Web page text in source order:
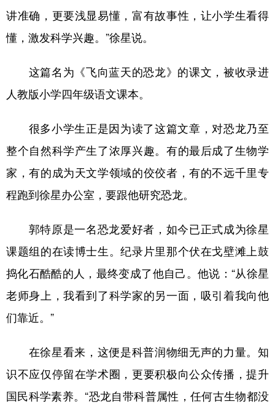
讲准确，更要浅显易懂，富有故事性，让小学生看得
懂，激发科学兴趣。”徐星说。
这篇名为《飞向蓝天的恐龙》的课文，被收录进
人教版小学四年级语文课本。
很多小学生正是因为读了这篇文章，对恐龙乃至
整个自然科学产生了浓厚兴趣。有的最后成了生物学
家，有的成为天文学领域的佼佼者，有的不远千里专
程跑到徐星办公室，要跟他研究恐龙。
郭特原是一名恐龙爱好者，如今已正式成为徐星
课题组的在读博士生。纪录片里那个伏在戈壁滩上鼓
捣化石酷酷的人，最终变成了他自己。他说：“从徐星
老师身上，我看到了科学家的另一面，吸引着我向他
们靠近。”
在徐星看来，这便是科普润物细无声的力量。知
识不应仅停留在学术圈，更要积极向公众传播，提升
国民科学素养。“恐龙自带科普属性，任何古生物都没